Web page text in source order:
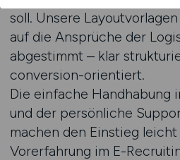
soll. Unsere
auf die Ansprüche der
abgestimmt – klar
conversion-orientiert.
Die einfache Handhabung
und der persönliche
machen den Einstieg
Vorerfahrung im E-